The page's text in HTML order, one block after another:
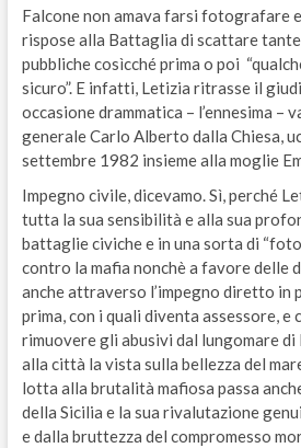
Falcone non amava farsi fotografare
rispose alla Battaglia di scattare
pubbliche cosìcché prima o poi
sicuro”. E infatti, Letizia ritrasse il
occasione drammatica – l’ennesima –
generale Carlo Alberto dalla Chiesa,
settembre 1982 insieme alla moglie
Impegno civile, dicevamo. Sì, perché
tutta la sua sensibilità e alla sua
battaglie civiche e in una sorta di
contro la mafia nonchè a favore delle
anche attraverso l’impegno diretto in
prima, con i quali diventa assessore, e
rimuovere gli abusivi dal lungomare
alla città la vista sulla bellezza del
lotta alla brutalità mafiosa passa
della Sicilia e la sua rivalutazione
e dalla bruttezza del compromesso